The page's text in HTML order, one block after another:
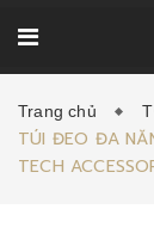
Trang chủ
TÚI ĐEO ĐA
TECH